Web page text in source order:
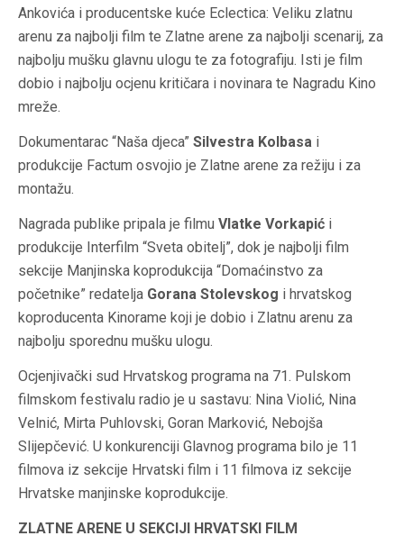
Ankovića i producentske kuće Eclectica: Veliku zlatnu
arenu za najbolji film te Zlatne arene za najbolji scenarij, za
najbolju mušku glavnu ulogu te za fotografiju. Isti je film
dobio i najbolju ocjenu kritičara i novinara te Nagradu Kino
mreže.
Dokumentarac “Naša djeca” Silvestra Kolbasa i
produkcije Factum osvojio je Zlatne arene za režiju i za
montažu.
Nagrada publike pripala je filmu Vlatke Vorkapić i
produkcije Interfilm “Sveta obitelj”, dok je najbolji film
sekcije Manjinska koprodukcija “Domaćinstvo za
početnike” redatelja Gorana Stolevskog i hrvatskog
koproducenta Kinorame koji je dobio i Zlatnu arenu za
najbolju sporednu mušku ulogu.
Ocjenjivački sud Hrvatskog programa na 71. Pulskom
filmskom festivalu radio je u sastavu: Nina Violić, Nina
Velnić, Mirta Puhlovski, Goran Marković, Nebojša
Slijepčević. U konkurenciji Glavnog programa bilo je 11
filmova iz sekcije Hrvatski film i 11 filmova iz sekcije
Hrvatske manjinske koprodukcije.
ZLATNE ARENE U SEKCIJI HRVATSKI FILM